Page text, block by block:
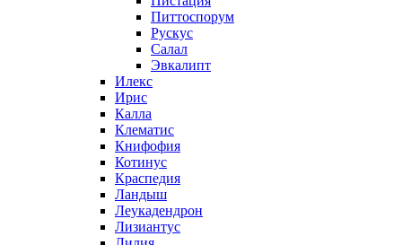
Питтоспорум
Рускус
Салал
Эвкалипт
Илекс
Ирис
Калла
Клематис
Книфофия
Котинус
Краспедия
Ландыш
Леукадендрон
Лизиантус